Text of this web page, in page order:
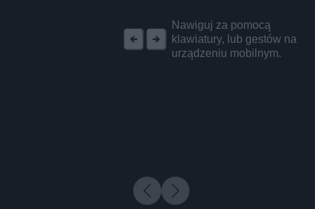
Nawiguj za pomocą
klawiatury, lub gestów na
urządzeniu mobilnym.